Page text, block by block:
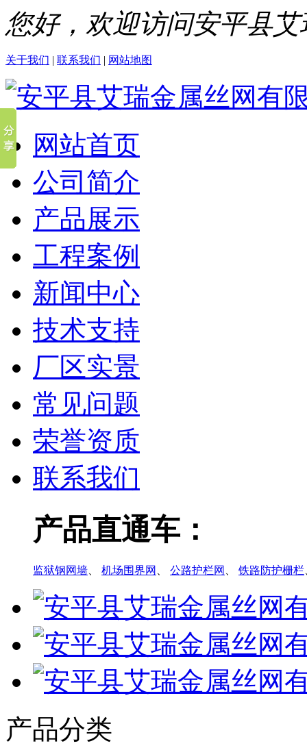
您好，欢迎访问安平县
关于我们 | 联系我们 | 网站地图
网站首页
公司简介
产品展示
工程案例
新闻中心
技术支持
厂区实景
常见问题
荣誉资质
联系我们
产品直通车：
监狱钢网墙 机场围界网 公路护栏网 铁路防护栅栏
产品分类